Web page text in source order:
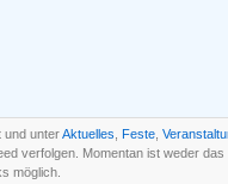
und unterAktuelles Feste
verfolgen. Momentan ist weder das
möglich.